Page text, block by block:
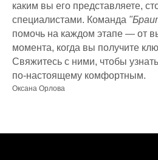
каким вы его представляете,
специалистами. Команда
помочь на каждом этапе — от
момента, когда вы получите
Свяжитесь с ними, чтобы
по-настоящему комфортным.
Оксана Орлова